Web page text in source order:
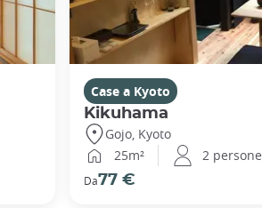
Case a Kyoto
Kikuhama
Gojo, Kyoto
25m²
2 persone
Da77 €